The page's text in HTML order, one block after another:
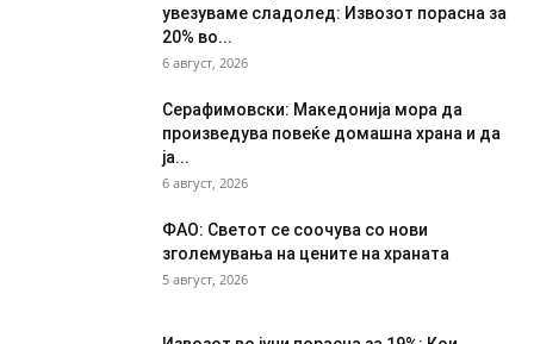
увезуваме сладолед: Извозот порасна за
20% во...
6 август, 2026
Серафимовски: Македонија мора да
произведува повеќе домашна храна и да
ја...
6 август, 2026
ФАО: Светот се соочува со нови
зголемувања на цените на храната
5 август, 2026